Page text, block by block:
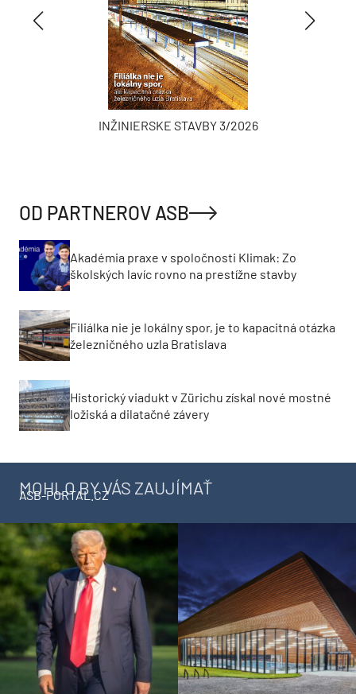
INŽINIERSKE STAVBY 3/2026
OD PARTNEROV ASB
Akadémia praxe v spoločnosti Klimak: Zo
školských lavíc rovno na prestížne stavby
Filiálka nie je lokálny spor, je to kapacitná otázka
železničného uzla Bratislava
Historický viadukt v Zürichu získal nové mostné
ložiská a dilatačné závery
MOHLO BY VÁS ZAUJÍMAŤ
ASB-PORTAL.CZ